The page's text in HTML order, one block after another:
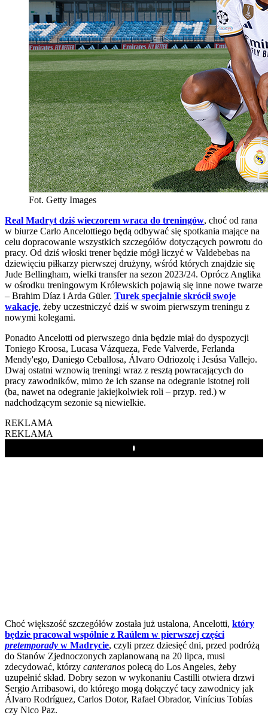
Fot. Getty Images
Real Madryt dziś wieczorem wraca do treningów, choć od rana
w biurze Carlo Ancelottiego będą odbywać się spotkania mające na
celu dopracowanie wszystkich szczegółów dotyczących powrotu do
pracy. Od dziś włoski trener będzie mógł liczyć w Valdebebas na
dziewięciu piłkarzy pierwszej drużyny, wśród których znajdzie się
Jude Bellingham, wielki transfer na sezon 2023/24. Oprócz Anglika
w ośrodku treningowym Królewskich pojawią się inne nowe twarze
– Brahim Díaz i Arda Güler. Turek specjalnie skrócił swoje
wakacje, żeby uczestniczyć dziś w swoim pierwszym treningu z
nowymi kolegami.
Ponadto Ancelotti od pierwszego dnia będzie miał do dyspozycji
Toniego Kroosa, Lucasa Vázqueza, Fede Valverde, Ferlanda
Mendy'ego, Daniego Ceballosa, Álvaro Odriozolę i Jesúsa Vallejo.
Dwaj ostatni wznowią treningi wraz z resztą powracających do
pracy zawodników, mimo że ich szanse na odegranie istotnej roli
(ba, nawet na odegranie jakiejkolwiek roli – przyp. red.) w
nadchodzącym sezonie są niewielkie.
REKLAMA
REKLAMA
Play
Choć większość szczegółów została już ustalona, Ancelotti, który
będzie pracował wspólnie z Raúlem w pierwszej części
pretemporady w Madrycie, czyli przez dziesięć dni, przed podróżą
do Stanów Zjednoczonych zaplanowaną na 20 lipca, musi
zdecydować, którzy canteranos polecą do Los Angeles, żeby
uzupełnić skład. Dobry sezon w wykonaniu Castilli otwiera drzwi
Sergio Arribasowi, do którego mogą dołączyć tacy zawodnicy jak
Álvaro Rodríguez, Carlos Dotor, Rafael Obrador, Vinícius Tobías
czy Nico Paz.